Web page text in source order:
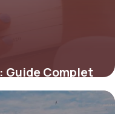
Guide Complet